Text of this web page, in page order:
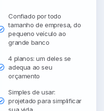
Confiado por todo
tamanho de empresa, do
pequeno veículo ao
grande banco
4 planos: um deles se
adequa ao seu
orçamento
Simples de usar:
projetado para simplificar
sua vida